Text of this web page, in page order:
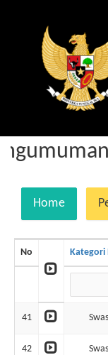
Home
No Kategori
41
42